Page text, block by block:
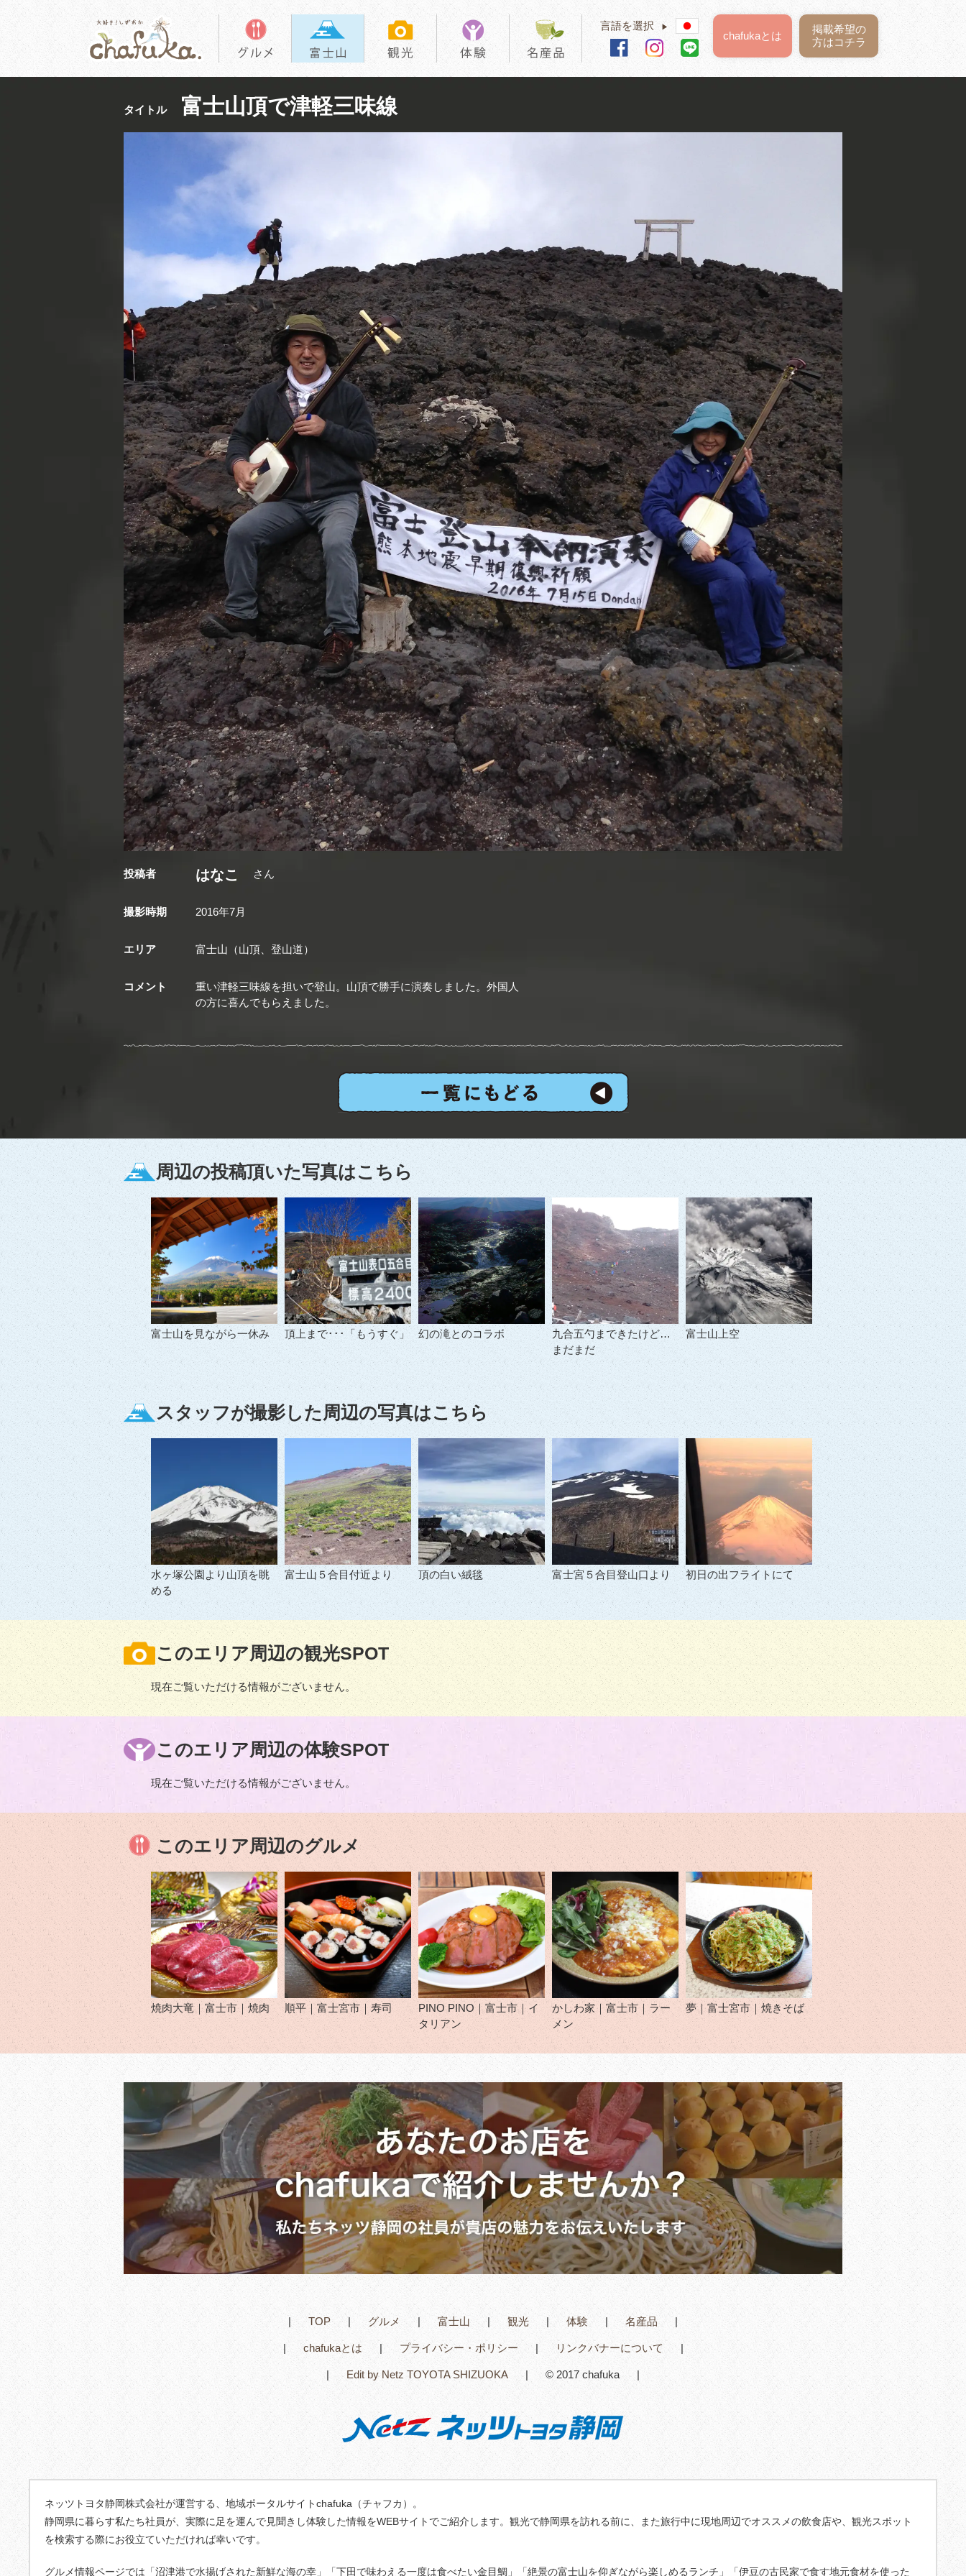
言語を選択 ▶
掲載希望の
方はコチラ
chafukaとは
タイトル 富士山頂で津軽三味線
投稿者 はなこ さん
撮影時期 2016年7月
エリア 富士山（山頂、登山道）
コメント
重い津軽三味線を担いで登山。山頂で勝手に演奏しました。外国人
の方に喜んでもらえました。
周辺の投稿頂いた写真はこちら
富士山を見ながら一休み 頂上まで･･･「もうすぐ」 幻の滝とのコラボ
九合五勺まできたけど…
まだまだ
富士山上空
スタッフが撮影した周辺の写真はこちら
水ヶ塚公園より山頂を眺
める
富士山５合目付近より 頂の白い絨毯 富士宮５合目登山口より 初日の出フライトにて
このエリア周辺の観光SPOT
現在ご覧いただける情報がございません。
このエリア周辺の体験SPOT
現在ご覧いただける情報がございません。
このエリア周辺のグルメ
焼肉大竜｜富士市｜焼肉 順平｜富士宮市｜寿司
PINO PINO｜富士市｜イ
タリアン
かしわ家｜富士市｜ラー
メン
夢｜富士宮市｜焼きそば
TOP グルメ 富士山 観光 体験 名産品
chafukaとは プライバシー・ポリシー リンクバナーについて
Edit by Netz TOYOTA SHIZUOKA © 2017 chafuka
ネッツトヨタ静岡株式会社が運営する、地域ポータルサイトchafuka（チャフカ）。
静岡県に暮らす私たち社員が、実際に足を運んで見聞きし体験した情報をWEBサイトでご紹介します。観光で静岡県を訪れる前に、また旅行中に現地周辺でオススメの飲食店や、観光スポット
を検索する際にお役立ていただければ幸いです。
グルメ情報ページでは「沼津港で水揚げされた新鮮な海の幸」「下田で味わえる一度は食べたい金目鯛」「絶景の富士山を仰ぎながら楽しめるランチ」「伊豆の古民家で食す地元食材を使った